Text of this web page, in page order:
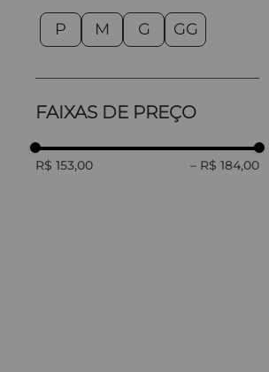
P M G GG
FAIXAS DE PREÇO
R$ 153,00 – R$ 184,00